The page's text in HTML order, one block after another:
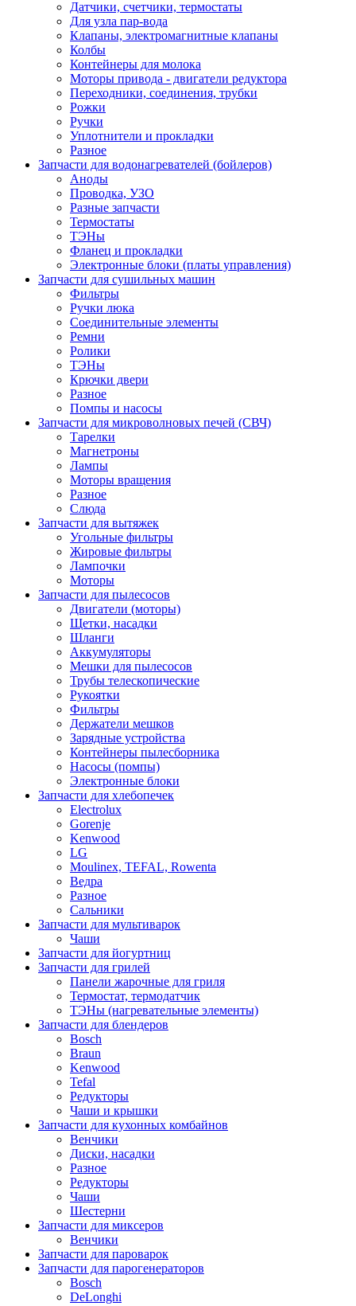
Датчики, счетчики, термостаты
Для узла пар-вода
Клапаны, электромагнитные клапаны
Колбы
Контейнеры для молока
Моторы привода - двигатели редуктора
Переходники, соединения, трубки
Рожки
Ручки
Уплотнители и прокладки
Разное
Запчасти для водонагревателей (бойлеров)
Аноды
Проводка, УЗО
Разные запчасти
Термостаты
ТЭНы
Фланец и прокладки
Электронные блоки (платы управления)
Запчасти для сушильных машин
Фильтры
Ручки люка
Соединительные элементы
Ремни
Ролики
ТЭНы
Крючки двери
Разное
Помпы и насосы
Запчасти для микроволновых печей (СВЧ)
Тарелки
Магнетроны
Лампы
Моторы вращения
Разное
Слюда
Запчасти для вытяжек
Угольные фильтры
Жировые фильтры
Лампочки
Моторы
Запчасти для пылесосов
Двигатели (моторы)
Щетки, насадки
Шланги
Аккумуляторы
Мешки для пылесосов
Трубы телескопические
Рукоятки
Фильтры
Держатели мешков
Зарядные устройства
Контейнеры пылесборника
Насосы (помпы)
Электронные блоки
Запчасти для хлебопечек
Electrolux
Gorenje
Kenwood
LG
Moulinex, TEFAL, Rowenta
Ведра
Разное
Сальники
Запчасти для мультиварок
Чаши
Запчасти для йогуртниц
Запчасти для грилей
Панели жарочные для гриля
Термостат, термодатчик
ТЭНы (нагревательные элементы)
Запчасти для блендеров
Bosch
Braun
Kenwood
Tefal
Редукторы
Чаши и крышки
Запчасти для кухонных комбайнов
Венчики
Диски, насадки
Разное
Редукторы
Чаши
Шестерни
Запчасти для миксеров
Венчики
Запчасти для пароварок
Запчасти для парогенераторов
Bosch
DeLonghi